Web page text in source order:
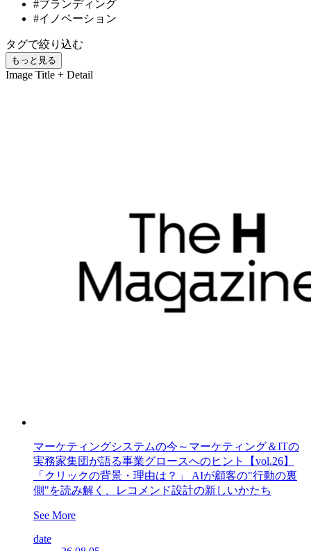
#ブランディング
#イノベーション
タグで絞り込む
もっと見る
Image Title + Detail
マーケティングシステムの今～マーケティング＆ITの
実務家集団が語る事業グロースへのヒント【vol.26】
「クリックの背景・理由は？」 AIが顧客の"行動の裏
側"を読み解く、レコメンド設計の新しいかたち
See More
date